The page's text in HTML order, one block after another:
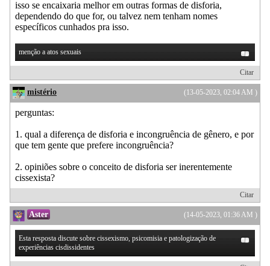
isso se encaixaria melhor em outras formas de disforia,
dependendo do que for, ou talvez nem tenham nomes
específicos cunhados pra isso.
menção a atos sexuais
Citar
(13-05-2023, 02:04 AM )
mistério
perguntas:
1. qual a diferença de disforia e incongruência de gênero, e por
que tem gente que prefere incongruência?
2. opiniões sobre o conceito de disforia ser inerentemente
cissexista?
Citar
(14-05-2023, 01:36 AM )
Aster
Esta resposta discute sobre cissexismo, psicomisia e patologização de
experiências cisdissidentes